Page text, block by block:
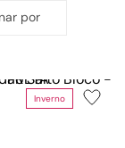
por
Inverno